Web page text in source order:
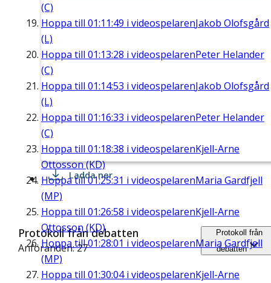
(C)
Hoppa till 01:11:49 i videospelarenJakob Olofsgård
(L)
Hoppa till 01:13:28 i videospelarenPeter Helander
(C)
Hoppa till 01:14:53 i videospelarenJakob Olofsgård
(L)
Hoppa till 01:16:33 i videospelarenPeter Helander
(C)
Hoppa till 01:18:38 i videospelarenKjell-Arne
Ottosson (KD)
Hoppa till01:25:31 i videospelarenMaria Gardfjell
(MP)
Hoppa till 01:26:58 i videospelarenKjell-Arne
Ottosson (KD)
Hoppa till01:28:01 i videospelarenMaria Gardfjell
(MP)
Hoppa till 01:30:04i videospelarenKjell-Arne
Ladda ner
Protokoll från debatten
Anföranden: 27
Protokoll från
debatten